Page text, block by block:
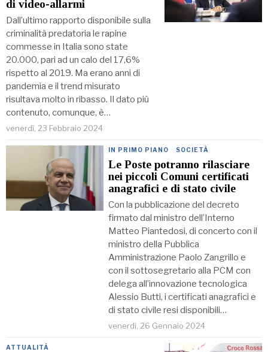
di video-allarmi
Dall’ultimo rapporto disponibile sulla
criminalità predatoria le rapine
commesse in Italia sono state
20.000, pari ad un calo del 17,6%
rispetto al 2019. Ma erano anni di
pandemia e il trend misurato
risultava molto in ribasso. Il dato più
contenuto, comunque, è…
venerdì, 23 Febbraio 2024
IN PRIMO PIANO · SOCIETÀ
Le Poste potranno rilasciare
nei piccoli Comuni certificati
anagrafici e di stato civile
Con la pubblicazione del decreto
firmato dal ministro dell’Interno
Matteo Piantedosi, di concerto con il
ministro della Pubblica
Amministrazione Paolo Zangrillo e
con il sottosegretario alla PCM con
delega all’innovazione tecnologica
Alessio Butti, i certificati anagrafici e
di stato civile resi disponibili…
venerdì, 26 Gennaio 2024
ATTUALITÀ